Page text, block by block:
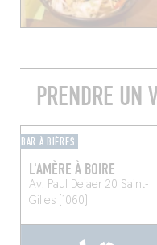
PRENDRE UN
BAR À BIÈRES
L'AMÈRE À BOIRE
Av. Paul Dejaer 20 Saint-
Gilles (1060)